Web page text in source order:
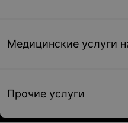
Медицинские услуги
Прочие услуги